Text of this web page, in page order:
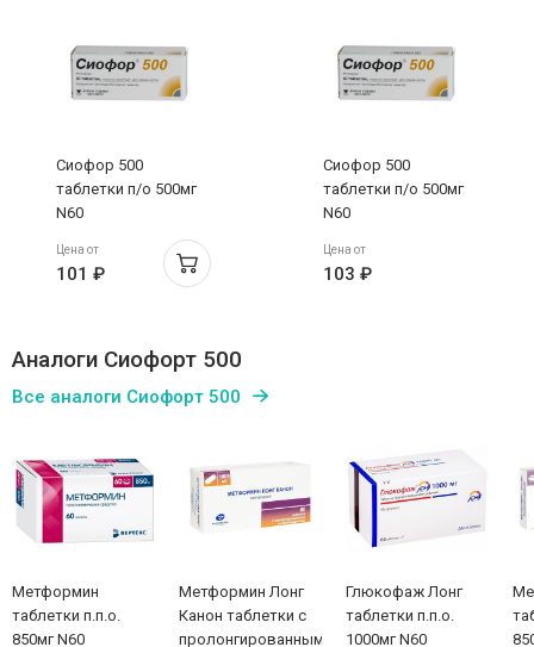
Сиофор 500
таблетки п/о 500мг
N60
Цена от
101 ₽
Сиофор 500
таблетки п/о 500мг
N60
Цена от
103 ₽
Аналоги Сиофорт 500
Все аналоги Сиофорт 500
Метформин
таблетки п.п.о.
850мг N60
Метформин Лонг
Канон таблетки с
пролонгированным
Глюкофаж Лонг
таблетки п.п.о.
1000мг N60